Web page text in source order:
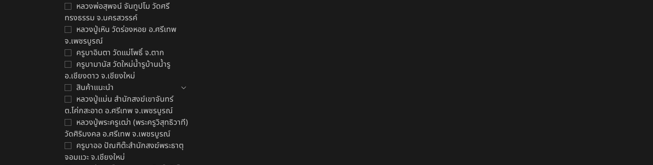
หลวงพ่อสุพจน์ จันทูปโม วัดศรี
ทรงธรรม จ.นครสวรรค์
หลวงปู่เหิน วัดร่องหอย อ.ศรีเทพ
จ.เพชรบูรณ์
ครูบาอินตา วัดแม่โพธิ์ จ.ตาก
ครูบามานัส วัดใหม่น้ำรูบ้านน้ำรู
อ.เชียงดาว จ.เชียงใหม่
สินค้าแนะนำ
หลวงปู่แม่น สำนักสงฆ์เขาจันทร์
ต.โค่กสะอาด อ.ศรีเทพ จ.เพชรบูรณ์
หลวงปู่พระครูเฒ่า (พระครูวิสุทธิวาที)
วัดศิริมงคล อ.ศรีเทพ จ.เพชรบูรณ์
ครูบาออ ปัณฑิต๊ะสำนักสงฆ์พระธาตุ
จอมแวะ จ.เชียงใหม่